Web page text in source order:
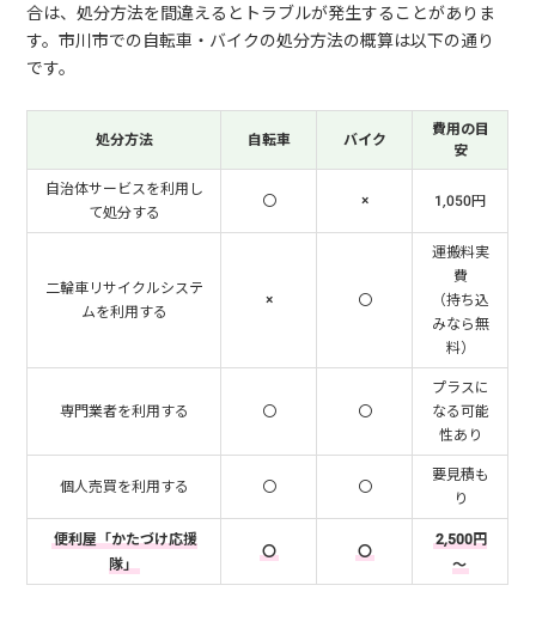
合は、処分方法を間違えるとトラブルが発生することがありま
す。市川市での自転車・バイクの処分方法の概算は以下の通り
です。
処分方法 自転車 バイク
費用の目
安
自治体サービスを利用し
て処分する
〇 × 1,050円
二輪車リサイクルシステ
ムを利用する
× 〇
運搬料実
費
（持ち込
みなら無
料）
専門業者を利用する 〇 〇
プラスに
なる可能
性あり
個人売買を利用する 〇 〇
要見積も
り
便利屋「かたづけ応援
隊」
〇 〇
2,500円
～